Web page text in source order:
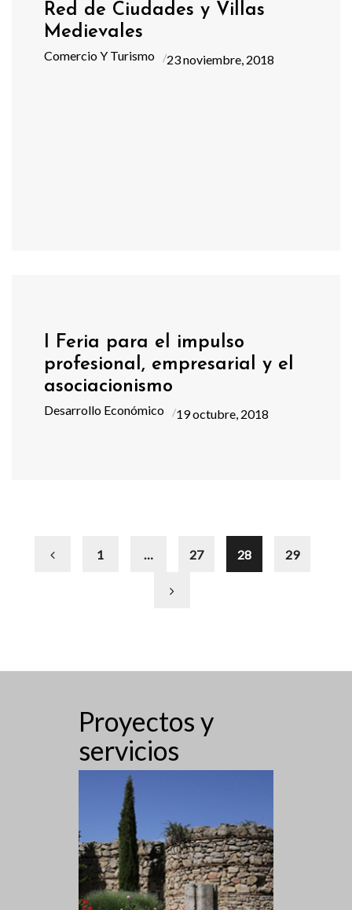
Red de Ciudades y Villas
Medievales
Comercio Y Turismo 23 noviembre, 2018
I Feria para el impulso
profesional, empresarial y el
asociacionismo
Desarrollo Económico 19 octubre, 2018
1 … 27 28 29
Proyectos y
servicios